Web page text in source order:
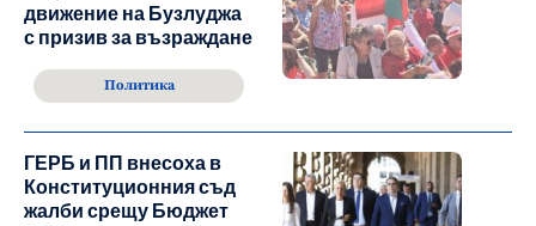
движение на Бузлуджа
с призив за възраждане
Политика
ГЕРБ и ПП внесоха в
Конституционния съд
жалби срещу Бюджет